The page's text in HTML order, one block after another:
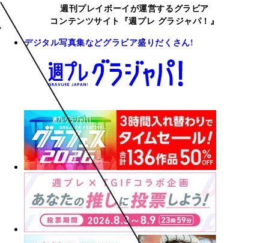
週刊プレイボーイが運営するグラビア
コンテンツサイト『週プレ グラジャパ！』
デジタル写真集などグラビア盛りだくさん!